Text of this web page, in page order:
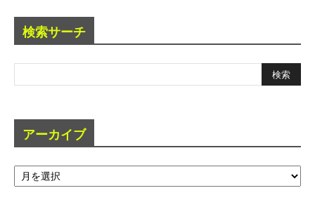
検索サーチ
アーカイブ
ア
ー